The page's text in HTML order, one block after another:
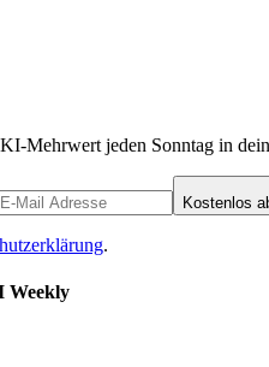
Mehrwert jeden Sonntag in
Kostenlos
.
Weekly